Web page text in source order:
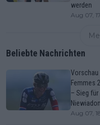
werden
Aug 07,
Beliebte Nachrichten
Vorschau
Femmes
– Sieg
Aug 07,